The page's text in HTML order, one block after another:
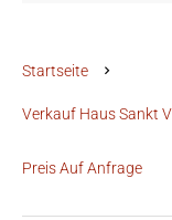
Startseite
Verkauf Haus Sankt
Preis Auf Anfrage